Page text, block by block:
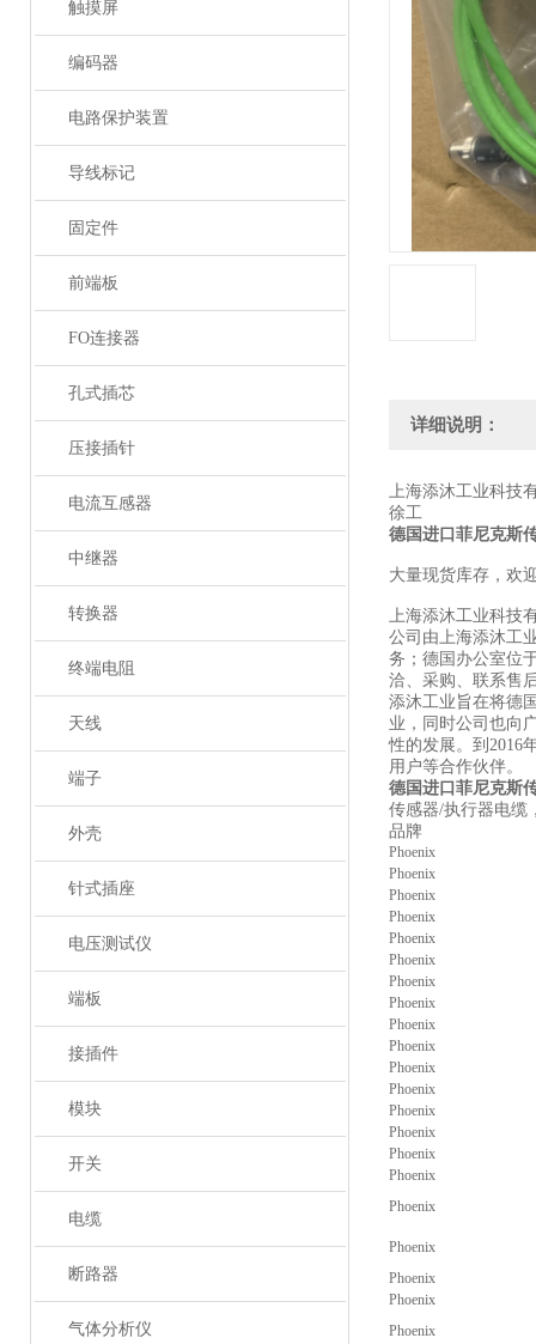
触摸屏
编码器
电路保护装置
导线标记
固定件
前端板
FO连接器
孔式插芯
压接插针
电流互感器
中继器
转换器
终端电阻
天线
端子
外壳
针式插座
电压测试仪
端板
接插件
模块
开关
电缆
断路器
气体分析仪
详细说明：
上海添沐工业科技
徐工
德国进口菲尼克斯
大量现货库存，欢
上海添沐工业科技
公司由上海添沐工
务；德国办公室位
洽、采购、联系售
添沐工业旨在将德
业，同时公司也向
性的发展。到2016
用户等合作伙伴。
德国进口菲尼克斯
传感器/执行器电缆
品牌 品
Phoenix
Phoenix
Phoenix
Phoenix
Phoenix
Phoenix
Phoenix
Phoenix
Phoenix
Phoenix
Phoenix
Phoenix
Phoenix
Phoenix
Phoenix
Phoenix
Phoenix
Phoenix
Phoenix
Phoenix
Phoenix